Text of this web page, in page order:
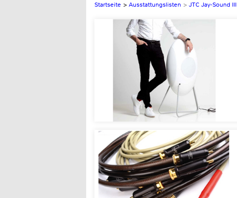
Startseite > Ausstattungslisten > JTC Jay-Sound III